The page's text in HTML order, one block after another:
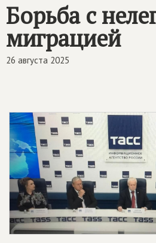
Борьба с
миграцией
26 августа 2025